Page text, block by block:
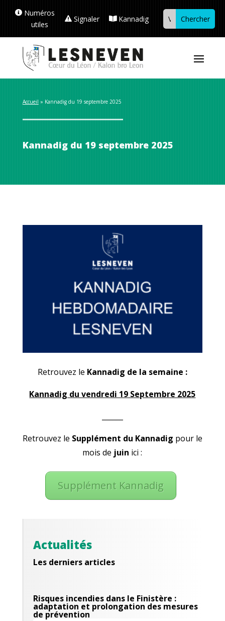
Numéros
utiles
Signaler Kannadig
Accueil » Kannadig du 19 septembre 2025
Kannadig du 19 septembre 2025
Retrouvez le Kannadig de la semaine :
Kannadig du vendredi 19 Septembre 2025
Retrouvez le Supplément du Kannadig pour le
mois de juin ici :
Supplément Kannadig
Actualités
Les derniers articles
Risques incendies dans le Finistère :
adaptation et prolongation des mesures
de prévention